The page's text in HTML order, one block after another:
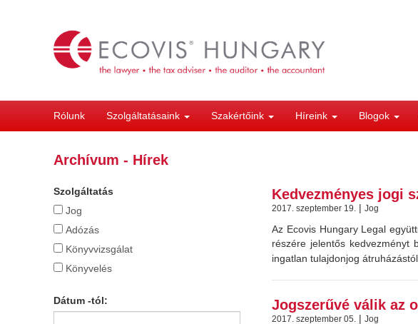
Rólunk Szolgáltatásaink Szakértőink Híreink Blogok
Archívum - Hírek
Szolgáltatás
Jog
Adózás
Könyvvizsgálat
Könyvelés
Dátum -tól:
Kedvezményes jogi
2017. szeptember 19. | Jog
Az Ecovis Hungary Legal
részére jelentős
ingatlan tulajdonjog
Jogszerűvé válik az
2017. szeptember 05. | Jog